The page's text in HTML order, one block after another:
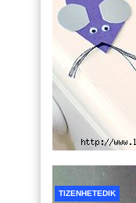
TIZENHETEDIK